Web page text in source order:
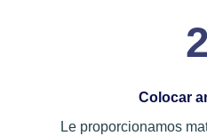
2
Colocar
Le proporcionamos